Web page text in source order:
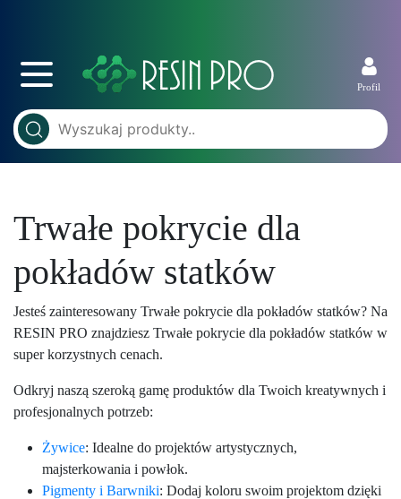
Profil
Trwałe pokrycie dla
pokładów statków
Jesteś zainteresowany Trwałe pokrycie dla pokładów statków? Na
RESIN PRO znajdziesz Trwałe pokrycie dla pokładów statków w
super korzystnych cenach.
Odkryj naszą szeroką gamę produktów dla Twoich kreatywnych i
profesjonalnych potrzeb:
Żywice: Idealne do projektów artystycznych,
majsterkowania i powłok.
Pigmenty i Barwniki: Dodaj koloru swoim projektom dzięki